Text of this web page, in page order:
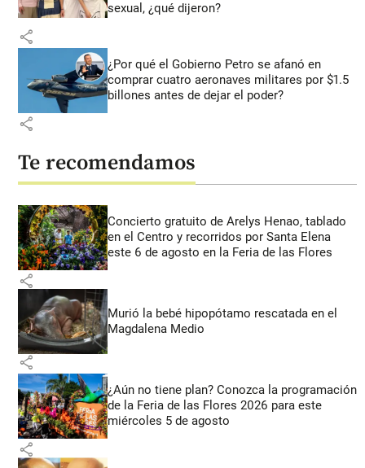
sexual, ¿qué dijeron?
share
¿Por qué el Gobierno Petro se afanó en
comprar cuatro aeronaves militares por $1.5
billones antes de dejar el poder?
share
Te recomendamos
Concierto gratuito de Arelys Henao, tablado
en el Centro y recorridos por Santa Elena
este 6 de agosto en la Feria de las Flores
share
Murió la bebé hipopótamo rescatada en el
Magdalena Medio
share
¿Aún no tiene plan? Conozca la programación
de la Feria de las Flores 2026 para este
miércoles 5 de agosto
share